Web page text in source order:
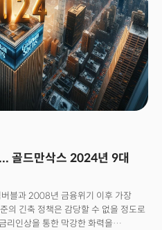
리고 엔화의 동반 강세에 밀리며 하락.
운하의 물류 차질 우려에도 미국의
하락 전환. 크루드유는 배럴당
당 78달러로 1.5% 하락. 금은 달러
골드만삭스 2024년 9대
블과 2008년 금융위기 이후 가장
의 긴축 정책은 감당할 수 없을 정도로
리인상을 통한 막강한 화력을